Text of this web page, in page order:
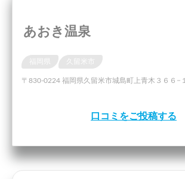
あおき温泉
久留米市
〒830-0224 福岡県久留米市城島町上青木３６６−１
口コミをご投稿する